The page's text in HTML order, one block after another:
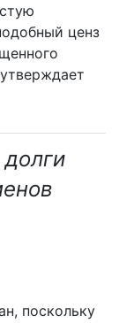
ценз
поскольку